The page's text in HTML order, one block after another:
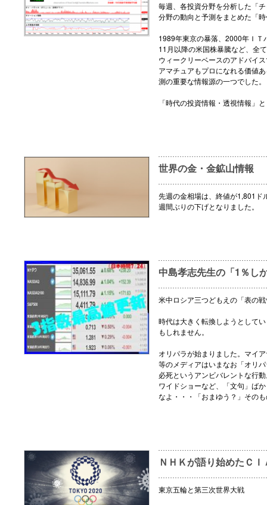
毎週、各投資分野を分析した「
分野の動向と予測をまとめた「
1989年東京の暴落、2000年Ｉ
11月以降の米国株暴騰など、全
ウィークリーベースのアドバイ
アマチュアもプロになれる価値
測の重要な情報源の一つでした。
「時代の投資情報・透視情報」
世界の金・金鉱山情報
先週の金相場は、終値が1,801ド
週間ぶりの下げとなりました。
中島孝志先生の「1％し
米中ロシア三つどもえの「表の
時代は大きく転換しようとして
もしれません。
オリパラが始まりました。マイ
等のメディアはいまなお「オリ
必死というアンビバレントな行
ワイドショーなど、「文句」ば
なよ・・・「おまゆう？」その
ＮＨＫが語り始めたＣ
東京五輪と第三次世界大戦